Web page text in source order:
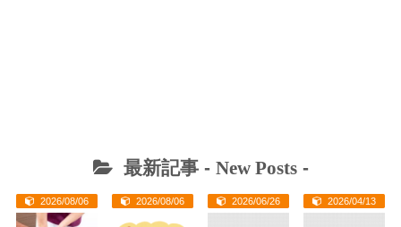
最新記事 - New Posts-
2026/08/06 2026/08/06 2026/06/26 2026/04/13